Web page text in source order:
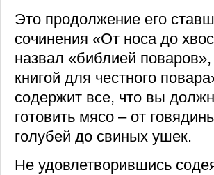
Это продолжение его
сочинения «От носа до
назвал «библией
книгой для честного
содержит все, что вы
готовить мясо – от
голубей до свиных ушек.
Не удовлетворившись